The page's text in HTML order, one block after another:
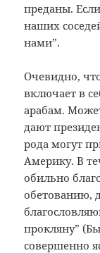
преданы.
наших
нами”.
Очевидно,
включает в
арабам.
дают
рода могут
Америку. В
обильно
обетованию,
прокляну”
совершенно